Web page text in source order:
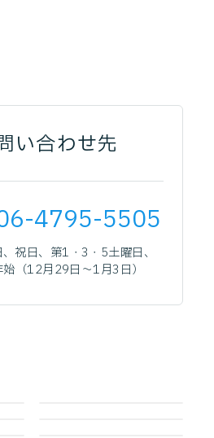
い合わせ先
4795-5505
、祝日、第1・3・5土曜日、
始（12月29日～1月3日）